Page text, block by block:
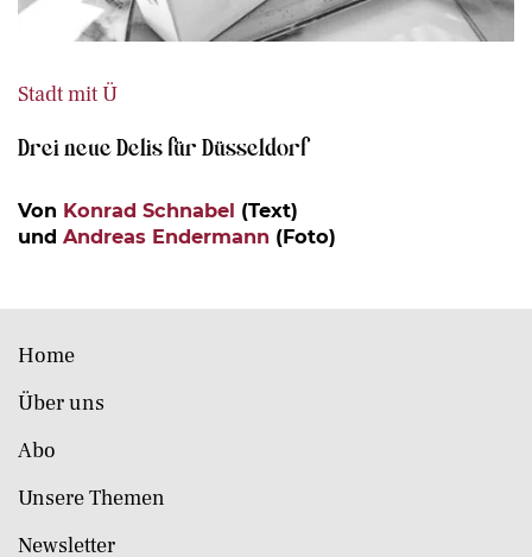
Stadt mit Ü
Drei neue Delis für Düsseldorf
Von Konrad Schnabel (Text)
und Andreas Endermann (Foto)
Home
Über uns
Abo
Unsere Themen
Newsletter